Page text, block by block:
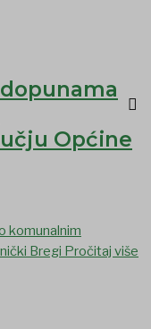
Općine
komunalnim
Bregi Pročitaj više